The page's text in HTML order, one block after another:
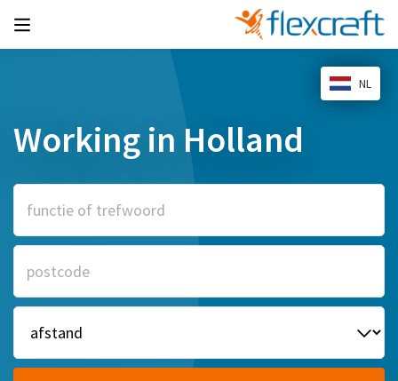
Working in Holland
NL